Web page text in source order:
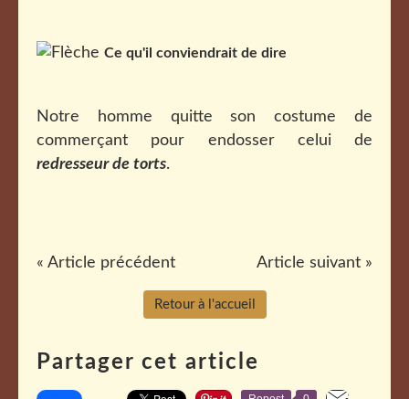
Ce qu'il conviendrait de dire
Notre homme quitte son costume de
commerçant pour endosser celui de
redresseur de torts.
« Article précédent Article suivant »
Retour à l'accueil
Partager cet article